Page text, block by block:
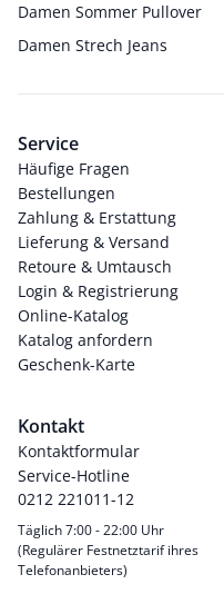
Damen Sommer Pullover
Damen Strech Jeans
Service
Häufige Fragen
Bestellungen
Zahlung & Erstattung
Lieferung & Versand
Retoure & Umtausch
Login & Registrierung
Online-Katalog
Katalog anfordern
Geschenk-Karte
Kontakt
Kontaktformular
Service-Hotline
0212 221011-12
Täglich 7:00 - 22:00 Uhr
(Regulärer Festnetztarif ihres
Telefonanbieters)